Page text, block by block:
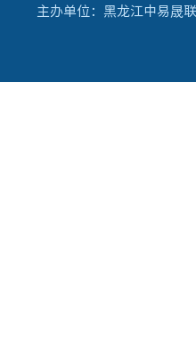
主办单位：黑龙江中易晟